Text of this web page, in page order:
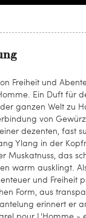
Freiheit und
Ein Duft für
ganzen Welt zu
von
dezenten, fast
Ylang in der
Muskatnuss, das
warm ausklingt.
und Freiheit
Form, aus
erinnert er
pour L'Homme -